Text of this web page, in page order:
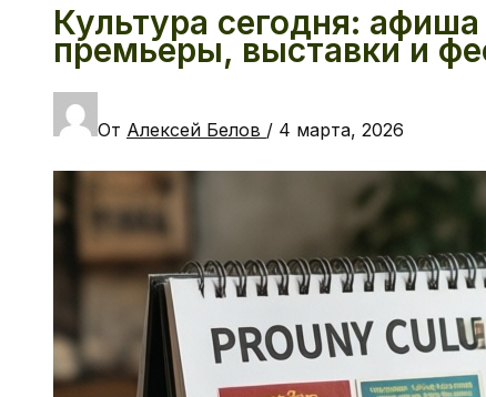
Культура сегодня:
премьеры, выставки и
От Алексей Белов / 4 марта, 2026